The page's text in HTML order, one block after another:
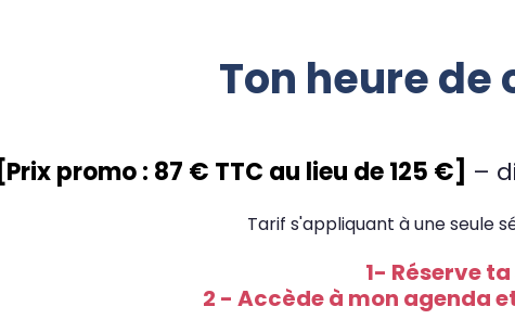
Ton heure de
[Prix promo : 87 € TTC au lieu de 125 €] –
Tarif s'appliquant à une seule
1- Réserve
2 - Accède à mon agenda